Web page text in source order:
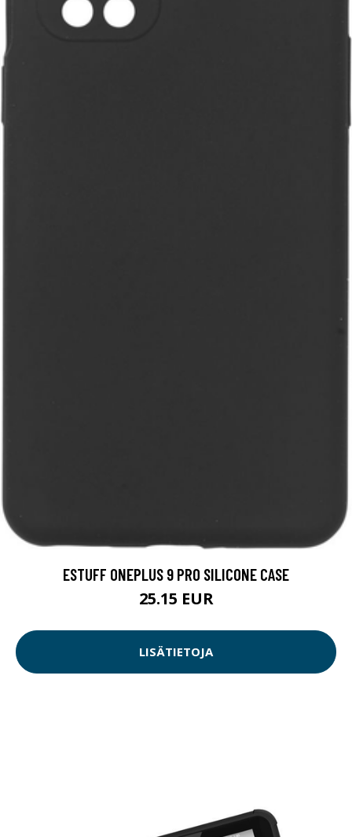
ESTUFF ONEPLUS 9 PRO SILICONE CASE
25.15 EUR
LISÄTIETOJA